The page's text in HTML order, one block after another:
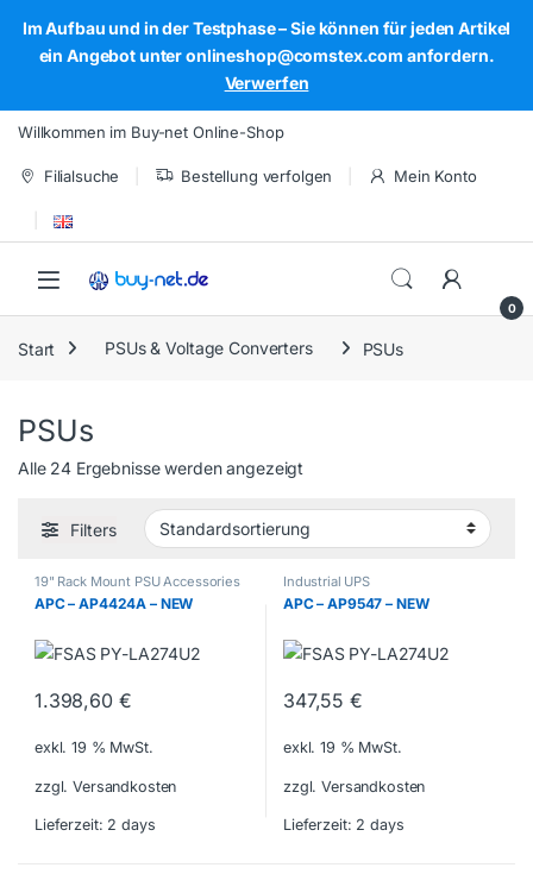
Im Aufbau und in der Testphase – Sie können für jeden Artikel
ein Angebot unter onlineshop@comstex.com anfordern.
Verwerfen
Skip to navigation
Skip to content
Willkommen im Buy-net Online-Shop
Filialsuche Bestellung verfolgen Mein Konto
Open
0
Start PSUs & Voltage Converters PSUs
PSUs
Alle 24 Ergebnisse werden angezeigt
Filters
19" Rack Mount PSU Accessories
APC – AP4424A – NEW
1.398,60 €
exkl. 19 % MwSt.
zzgl. Versandkosten
Lieferzeit: 2 days
Industrial UPS
APC – AP9547 – NEW
347,55€
exkl. 19 % MwSt.
zzgl. Versandkosten
Lieferzeit: 2 days